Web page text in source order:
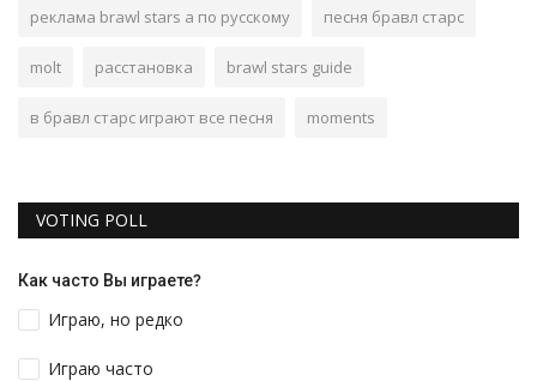
реклама brawl stars а по русскому песня бравл старс
molt расстановка brawl stars guide
в бравл старс играют все песня moments
VOTING POLL
Как часто Вы играете?
Играю, но редко
Играю часто